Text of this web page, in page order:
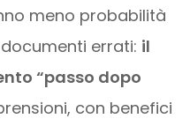
meno probabilità
errati: il
“passo dopo
con benefici